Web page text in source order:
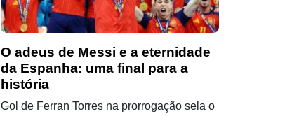
O adeus de Messi e a eternidade
da Espanha: uma final para a
história
Gol de Ferran Torres na prorrogação sela o